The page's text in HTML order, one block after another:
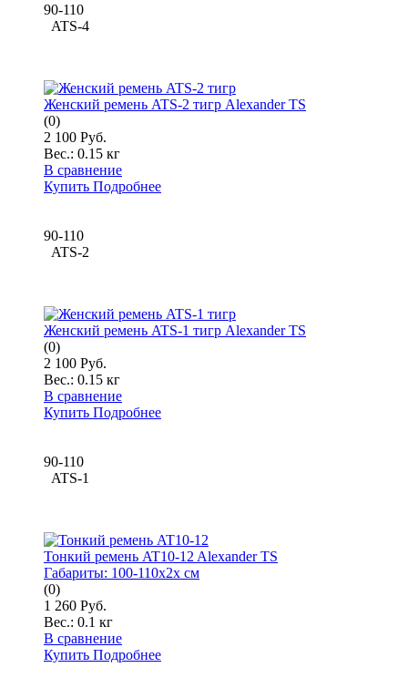
90-110
ATS-4
Женский ремень ATS-2 тигр Alexander TS
(0)
2 100 Руб.
Вес.: 0.15 кг
В сравнение
Купить Подробнее
90-110
ATS-2
Женский ремень ATS-1 тигр Alexander TS
(0)
2 100 Руб.
Вес.: 0.15 кг
В сравнение
Купить Подробнее
90-110
ATS-1
Тонкий ремень AT10-12 Alexander TS
Габариты: 100-110x2x см
(0)
1 260 Руб.
Вес.: 0.1 кг
В сравнение
Купить Подробнее